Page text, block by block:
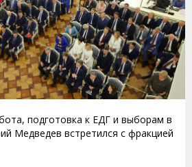
подготовка к ЕДГ и выборам в
Медведев встретился с фракцией